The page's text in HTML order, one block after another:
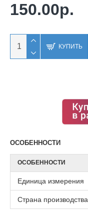
150.00р.
КУПИТЬ
ОСОБЕННОСТИ
ОСОБЕННОСТИ
Единица измерения
Страна производства